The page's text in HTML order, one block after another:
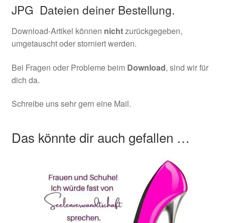
JPG Dateien deiner Bestellung.
Download-Artikel können nichtzurückgegeben,
umgetauscht oder storniert werden.
Bei Fragen oder Probleme beim Download, sind wir für
dich da.
Schreibe uns sehr gern eine Mail.
Das könnte dir auch gefallen …